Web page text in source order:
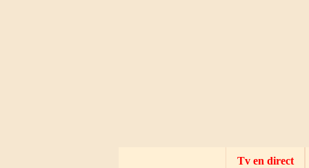
Tv en direct